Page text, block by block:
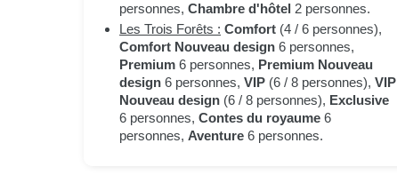
personnes,Chambre d'hôtel 2 personnes.
Les Trois Forêts : Comfort (4 / 6 personnes),
Comfort Nouveau design 6 personnes,
Premium 6 personnes, Premium Nouveau
design 6 personnes,VIP (6 / 8 personnes),VIP
Nouveau design (6 / 8 personnes), Exclusive
6 personnes,Contes du royaume 6
personnes,Aventure 6 personnes.